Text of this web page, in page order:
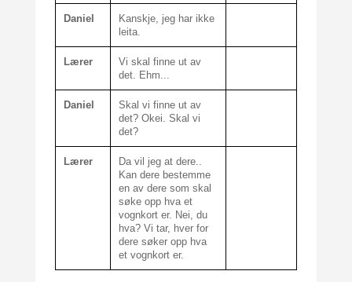
Daniel
Kanskje, jeg har ikke
leita.
Lærer
Vi skal finne ut av
det. Ehm...
Daniel
Skal vi finne ut av
det? Okei. Skal vi
det?
Lærer
Da vil jeg at dere..
Kan dere bestemme
en av dere som skal
søke opp hva et
vognkort er. Nei, du
hva? Vi tar, hver for
dere søker opp hva
et vognkort er.